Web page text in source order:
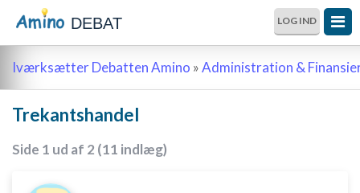
DEBAT LOG IND
Iværksætter Debatten Amino »Administration &
Trekantshandel
Side 1 ud af 2 (11 indlæg)